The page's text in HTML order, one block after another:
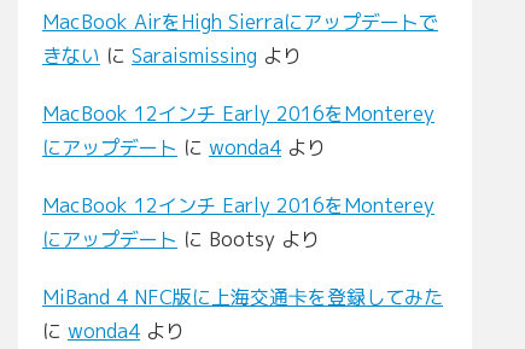
MacBook AirをHigh Sierraにアップデートで
きない に Saraismissing より
MacBook 12インチ Early 2016をMonterey
にアップデート に wonda4 より
MacBook 12インチ Early 2016をMonterey
にアップデート に Bootsy より
MiBand 4 NFC版に上海交通卡を登録してみた
に wonda4 より